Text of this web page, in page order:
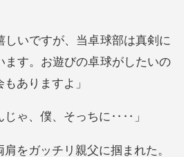
真剣に
ます。お遊びの卓
ゃ、僕
肩をガッチリ